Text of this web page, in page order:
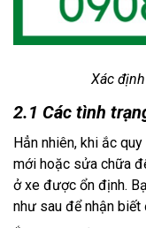
Xác
2.1 Các tình
Hẳn nhiên, khi ắc
mới hoặc sửa chữa
ở xe được ổn định.
như sau để nhận